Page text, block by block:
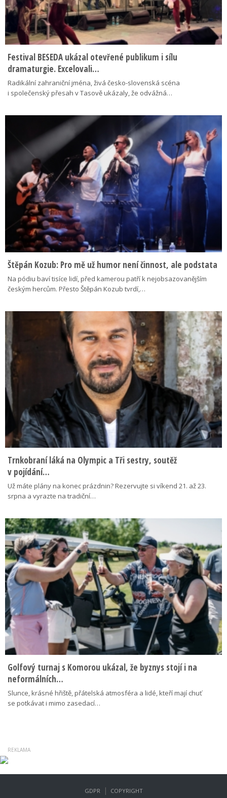
Festival BESEDA ukázal otevřené publikum i sílu
dramaturgie. Excelovali…
Radikální zahraniční jména, živá česko-slovenská scéna
i společenský přesah v Tasově ukázaly, že odvážná…
Štěpán Kozub: Pro mě už humor není činnost, ale podstata
Na pódiu baví tisíce lidí, před kamerou patří k nejobsazovanějším
českým hercům. Přesto Štěpán Kozub tvrdí,…
Trnkobraní láká na Olympic a Tři sestry, soutěž
v pojídání…
Už máte plány na konec prázdnin? Rezervujte si víkend 21. až 23.
srpna a vyrazte na tradiční…
Golfový turnaj s Komorou ukázal, že byznys stojí i na
neformálních…
Slunce, krásné hřiště, přátelská atmosféra a lidé, kteří mají chuť
se potkávat i mimo zasedací…
GDPR | COPYRIGHT